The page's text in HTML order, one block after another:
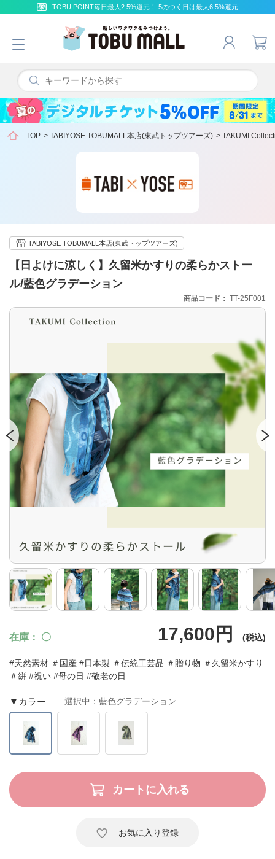
TOBU POINT毎日最大2.5%還元！ 5のつく日は最大6.5%還元
TOP > TABIYOSE TOBUMALL本店(東武トップツアーズ) > TAKUMI
ーション
【日よけに涼しく】久留米かすりの柔らかストー
ル/藍色グラデーション
TABIYOSE TOBUMALL本店(東武トップツアーズ)
#天然素材 ＃国産 #日本製 ＃伝統工芸品 ＃贈り物 ＃久留米かすり
＃絣 #祝い #母の日 #敬老の日
在庫 〇 17,600円
商品コード TT-25F001
▼カラー 選択中：藍色グラデーション
お気に入り登録